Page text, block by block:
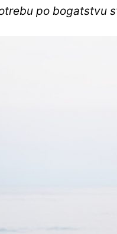
po bogatstvu